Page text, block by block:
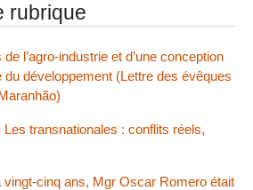
rubrique
l’agro-industrie et d’une conception
développement (Lettre des évêques
transnationales : conflits réels,
vingt-cinq ans, Mgr Oscar Romero était